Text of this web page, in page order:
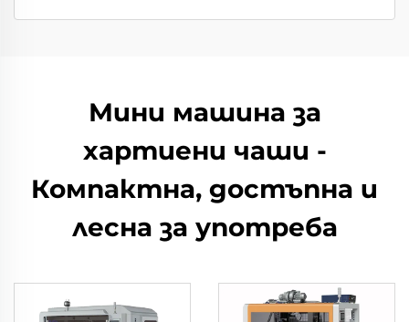
Мини машина за
хартиени чаши -
Компактна, достъпна и
лесна за употреба